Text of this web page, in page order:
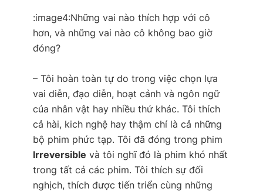
:image4:Những vai nào thích hợp với cô
hơn, và những vai nào cô không bao giờ
đóng?
– Tôi hoàn toàn tự do trong việc chọn lựa
vai diễn, đạo diễn, hoạt cảnh và ngôn ngữ
của nhân vật hay nhiều thứ khác. Tôi thích
cả hài, kich nghệ hay thậm chí là cả những
bộ phim phức tạp. Tôi đã đóng trong phim
Irreversible và tôi nghĩ đó là phim khó nhất
trong tất cả các phim. Tôi thích sự đối
nghịch, thích được tiến triển cùng những